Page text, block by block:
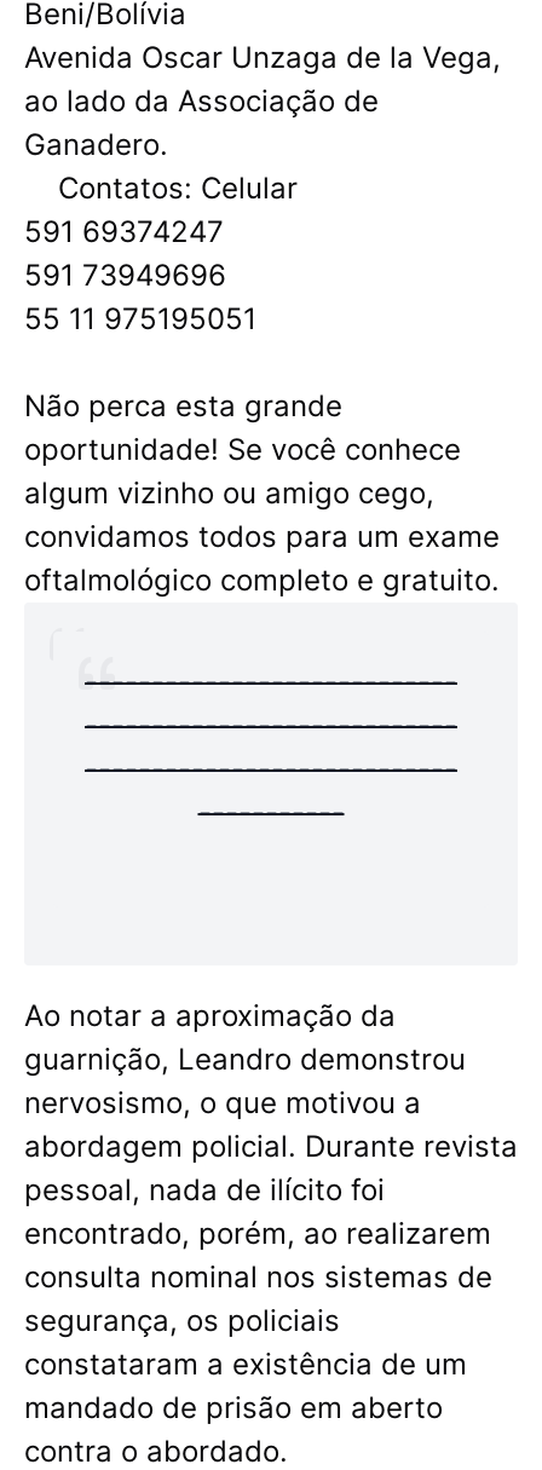
Beni/Bolívia
Avenida Oscar Unzaga de la Vega,
ao lado da Associação de
Ganadero.
Contatos: Celular
591 69374247
591 73949696
55 11 975195051
Não perca esta grande
oportunidade! Se você conhece
algum vizinho ou amigo cego,
convidamos todos para um exame
oftalmológico completo e gratuito.
----------------------------
----------------------------
----------------------------
-----------
Ao notar a aproximação da
guarnição, Leandro demonstrou
nervosismo, o que motivou a
abordagem policial. Durante revista
pessoal, nada de ilícito foi
encontrado, porém, ao realizarem
consulta nominal nos sistemas de
segurança, os policiais
constataram a existência de um
mandado de prisão em aberto
contra o abordado.